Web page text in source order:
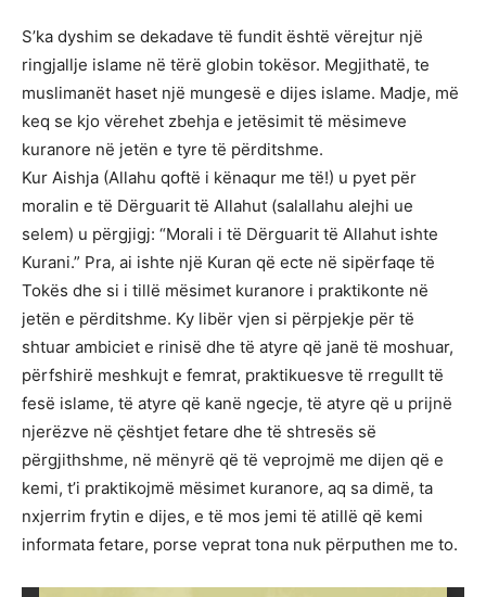
S’ka dyshim se dekadave të fundit është vërejtur një
ringjallje islame në tërë globin tokësor. Megjithatë, te
muslimanët haset një mungesë e dijes islame. Madje, më
keq se kjo vërehet zbehja e jetësimit të mësimeve
kuranore në jetën e tyre të përditshme.
Kur Aishja (Allahu qoftë i kënaqur me të!) u pyet për
moralin e të Dërguarit të Allahut (salallahu alejhi ue
selem) u përgjigj: “Morali i të Dërguarit të Allahut ishte
Kurani.” Pra, ai ishte një Kuran që ecte në sipërfaqe të
Tokës dhe si i tillë mësimet kuranore i praktikonte në
jetën e përditshme. Ky libër vjen si përpjekje për të
shtuar ambiciet e rinisë dhe të atyre që janë të moshuar,
përfshirë meshkujt e femrat, praktikuesve të rregullt të
fesë islame, të atyre që kanë ngecje, të atyre që u prijnë
njerëzve në çështjet fetare dhe të shtresës së
përgjithshme, në mënyrë që të veprojmë me dijen që e
kemi, t’i praktikojmë mësimet kuranore, aq sa dimë, ta
nxjerrim frytin e dijes, e të mos jemi të atillë që kemi
informata fetare, porse veprat tona nuk përputhen me to.